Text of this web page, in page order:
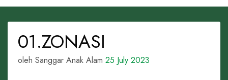
01.ZONASI
oleh Sanggar Anak Alam 25 July 2023